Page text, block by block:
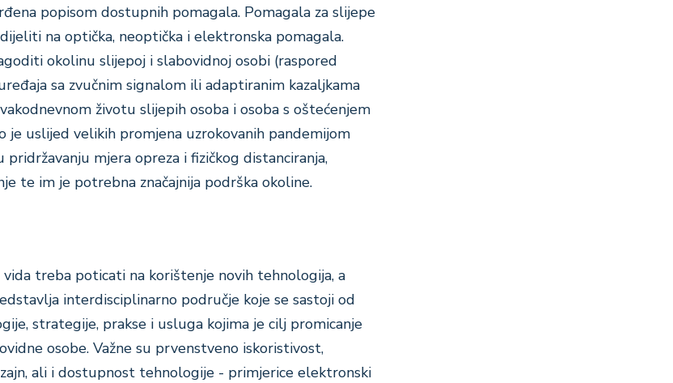
popisom dostupnih pomagala. Pomagala za slijepe
na optička, neoptička i elektronska pomagala.
okolinu slijepoj i slabovidnoj osobi (raspored
sa zvučnim signalom ili adaptiranim kazaljkama
životu slijepih osoba i osoba s oštećenjem
je uslijed velikih promjena uzrokovanih pandemijom
pridržavanju mjera opreza i fizičkog distanciranja,
te im je potrebna značajnija podrška okoline.
treba poticati na korištenje novih tehnologija, a
interdisciplinarno područje koje se sastoji od
strategije, prakse i usluga kojima je cilj promicanje
osobe. Važne su prvenstveno iskoristivost,
ali i dostupnost tehnologije - primjerice elektronski